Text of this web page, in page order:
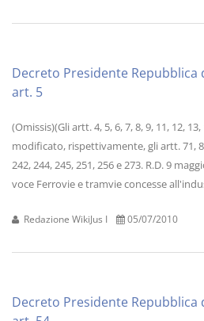
Decreto Presidente Repubblica
art. 5
(Omissis)(Gli artt. 4, 5, 6, 7, 8, 9, 11, 12,
modificato, rispettivamente, gli artt. 71,
242, 244, 245, 251, 256 e 273. R.D. 9
voce Ferrovie e tramvie concesse
Redazione WikiJus I 05/07/2010
Decreto Presidente Repubblica